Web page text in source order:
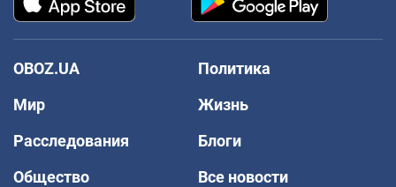
OBOZ.UA
Политика
Мир
Жизнь
Расследования
Блоги
Общество
Все новости